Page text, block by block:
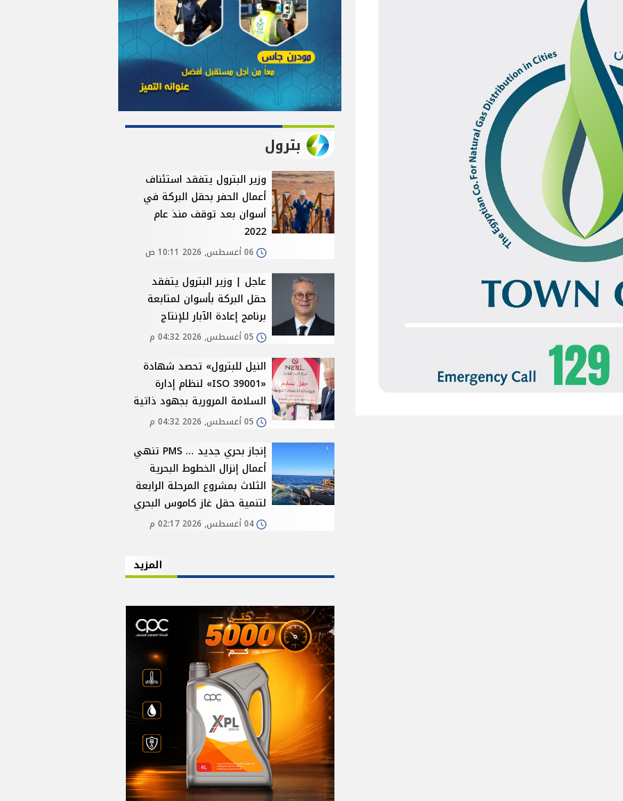
بترول
وزير البترول يتفقد استئناف
أعمال الحفر بحقل البركة في
أسوان بعد توقف منذ عام
2022
06 أغسطس, 2026 10:11 ص
عاجل | وزير البترول يتفقد
حقل البركة بأسوان لمتابعة
برنامج إعادة الآبار للإنتاج
05 أغسطس, 2026 04:32 م
النيل للبترول» تحصد شهادة
«ISO 39001» لنظام إدارة
السلامة المرورية بجهود ذاتية
05 أغسطس, 2026 04:32 م
إنجاز بحري جديد ... PMS تنهي
أعمال إنزال الخطوط البحرية
الثلاث بمشروع المرحلة الرابعة
لتنمية حقل غاز كاموس البحري
04 أغسطس, 2026 02:17 م
المزيد